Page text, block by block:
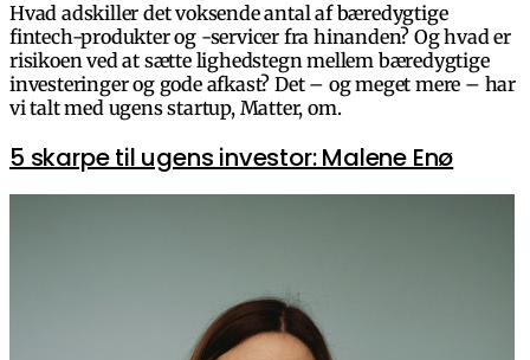
Hvad adskiller det voksende antal af bæredygtige
fintech-produkter og -servicer fra hinanden? Og hvad er
risikoen ved at sætte lighedstegn mellem bæredygtige
investeringer og gode afkast? Det – og meget mere – har
vi talt med ugens startup, Matter, om.
5 skarpe til ugens investor: Malene Enø